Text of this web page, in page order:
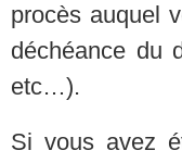
procès auquel
déchéance du
etc…).
Si vous avez